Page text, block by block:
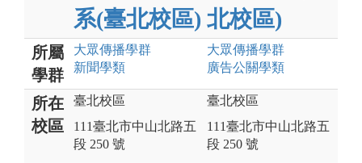
系(臺北校區) 北校區)
所屬
學群
大眾傳播學群
新聞學類
大眾傳播學群
廣告公關學類
所在
校區
臺北校區
111臺北市中山北路五
段 250 號
臺北校區
111臺北市中山北路五
段 250 號